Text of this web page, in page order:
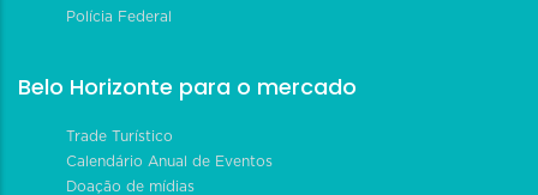
Polícia Federal
Belo Horizonte para o mercado
Trade Turístico
Calendário Anual de Eventos
Doação de mídias